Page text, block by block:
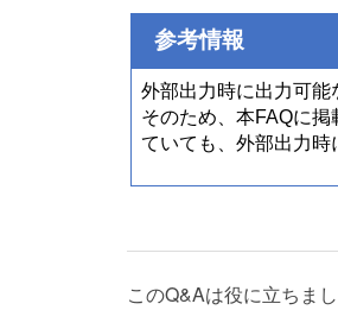
参考情報
外部出力時に出力可能
そのため、本FAQに
ていても、外部出力時
このQ&Aは役に立ちま